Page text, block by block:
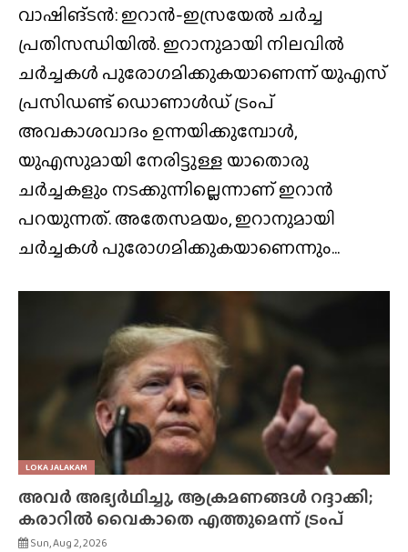
വാഷിങ്ടൻ: ഇറാൻ-ഇസ്രയേൽ ചർച്ച
പ്രതിസന്ധിയിൽ. ഇറാനുമായി നിലവിൽ
ചർച്ചകൾ പുരോഗമിക്കുകയാണെന്ന് യുഎസ്
പ്രസിഡണ്ട് ഡൊണാൾഡ് ട്രംപ്
അവകാശവാദം ഉന്നയിക്കുമ്പോൾ,
യുഎസുമായി നേരിട്ടുള്ള യാതൊരു
ചർച്ചകളും നടക്കുന്നില്ലെന്നാണ് ഇറാൻ
പറയുന്നത്. അതേസമയം, ഇറാനുമായി
ചർച്ചകൾ പുരോഗമിക്കുകയാണെന്നും...
LOKA JALAKAM
അവർ അഭ്യർഥിച്ചു, ആക്രമണങ്ങൾ റദ്ദാക്കി;
കരാറിൽ വൈകാതെ എത്തുമെന്ന് ട്രംപ്
Sun, Aug 2, 2026